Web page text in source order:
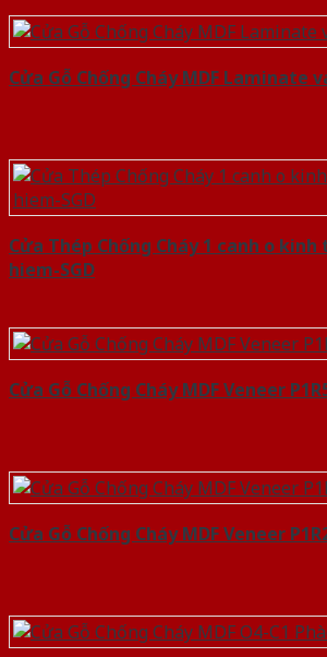
Cửa Gỗ Chống Cháy MDF Laminate
Cửa Thép Chống Cháy 1 canh o
hiem-SGD
Cửa Gỗ Chống Cháy MDF Veneer
Cửa Gỗ Chống Cháy MDF Veneer